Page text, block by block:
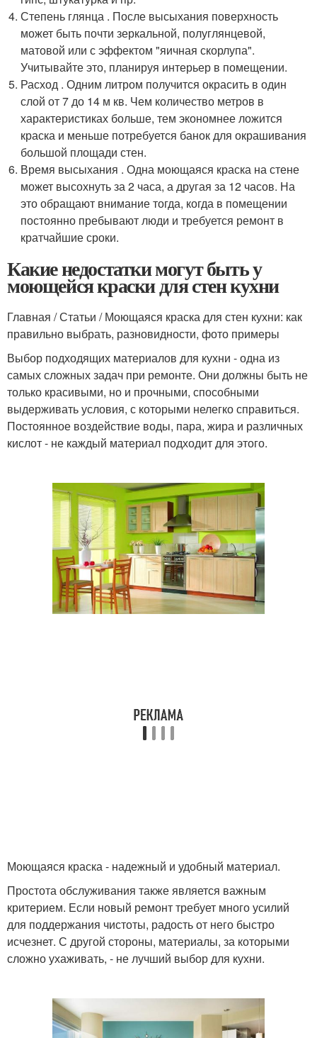
Степень глянца . После высыхания поверхность
может быть почти зеркальной, полуглянцевой,
матовой или с эффектом "яичная скорлупа".
Учитывайте это, планируя интерьер в помещении.
Расход . Одним литром получится окрасить в один
слой от 7 до 14 м кв. Чем количество метров в
характеристиках больше, тем экономнее ложится
краска и меньше потребуется банок для окрашивания
большой площади стен.
Время высыхания . Одна моющаяся краска на стене
может высохнуть за 2 часа, а другая за 12 часов. На
это обращают внимание тогда, когда в помещении
постоянно пребывают люди и требуется ремонт в
кратчайшие сроки.
Какие недостатки могут быть у
моющейся краски для стен кухни
Главная / Статьи / Моющаяся краска для стен кухни: как
правильно выбрать, разновидности, фото примеры
Выбор подходящих материалов для кухни - одна из
самых сложных задач при ремонте. Они должны быть не
только красивыми, но и прочными, способными
выдерживать условия, с которыми нелегко справиться.
Постоянное воздействие воды, пара, жира и различных
кислот - не каждый материал подходит для этого.
Моющаяся краска - надежный и удобный материал.
Простота обслуживания также является важным
критерием. Если новый ремонт требует много усилий
для поддержания чистоты, радость от него быстро
исчезнет. С другой стороны, материалы, за которыми
сложно ухаживать, - не лучший выбор для кухни.